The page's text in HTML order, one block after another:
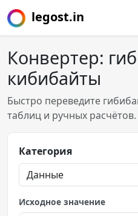
legost.in
Конвертер:
кибибайты
Быстро переведите
таблиц и ручных расчётов.
Категория
Исходное значение